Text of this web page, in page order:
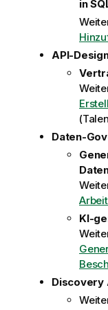
in
API-
Daten-
KI-
Discovery